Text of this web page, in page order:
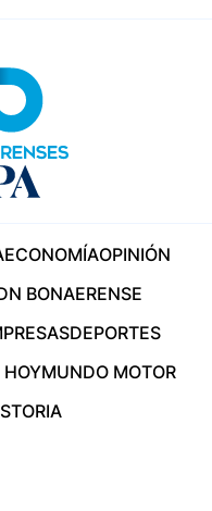
ECONOMÍAOPINIÓN
BONAERENSE
DEPORTES
MUNDO MOTOR